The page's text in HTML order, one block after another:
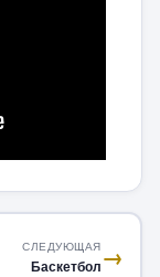
→
СЛЕДУЮЩАЯ
Баскетбол